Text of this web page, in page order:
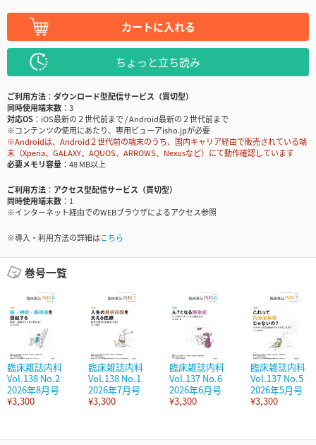
カートに入れる
ちょっと立ち読み
ご利用方法
ダウンロード型配信サービス（買切型）
同時使用端末数
3
対応OS
iOS最新の２世代前まで / Android最新の２世代前まで
※コンテンツの使用にあたり、専用ビューアisho.jpが必要
※Androidは、Android２世代前の端末のうち、国内キャリア経由で販売されている端
末（Xperia、GALAXY、AQUOS、ARROWS、Nexusなど）にて動作確認しています
必要メモリ容量
48 MB以上
ご利用方法
アクセス型配信サービス（買切型）
同時使用端末数
1
※インターネット経由でのWEBブラウザによるアクセス参照
※導入・利用方法の詳細はこちら
巻号一覧
臨床雑誌内科
Vol.138 No.2
2026年8月号
¥3,300
臨床雑誌内科
Vol.138 No.1
2026年7月号
¥3,300
臨床雑誌内科
Vol.137 No.6
2026年6月号
¥3,300
臨床雑誌内科
Vol.137 No.5
2026年5月号
¥3,300